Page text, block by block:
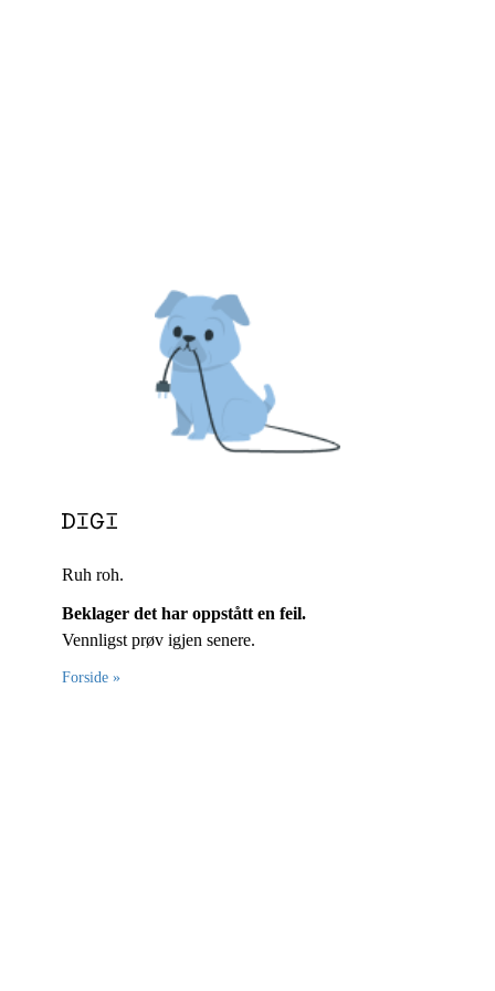
Ruh roh.
Beklager det har oppstått en feil.
Vennligst prøv igjen senere.
Forside »